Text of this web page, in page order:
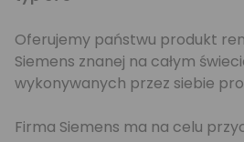
Oferujemy państwu produkt
Siemens znanej na całym
wykonywanych przez siebie
Firma Siemens ma na celu